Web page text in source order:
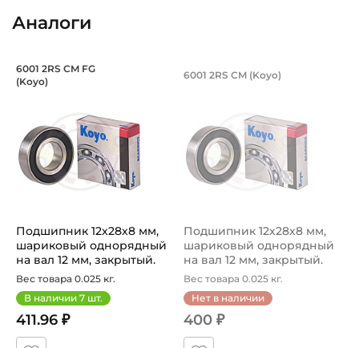
Наружный диаметр (D):
Ширина внутреннего кольца (B):
Ширина наружного кольца (С):
8 мм
Тип посадочного отверстия на вал:
Тип наружного кольца:
Цилиндрическое
Вид уплотнения:
Уплотнение 2RS
Способ фиксации на вал:
Категория:
Аналоги
Подшипник 12х28х8 мм, шариковый
Подшипник шариковый однорядный 6001-2RSCMFG
6001 2RS CM FG
(Koyo)
Подшипник 12х28х8 мм,
шариковый однорядный
на вал 12 мм, закрытый.
Арти...
Вес товара 0.025 кг.
В наличии 7 шт.
411.96 ₽
Подшипник
6001 2RS CM (Koyo)
Подшипник 12х28х8 мм,
шариковый однорядный
на вал 12 мм, закрытый.
Арти...
Вес товара 0.025 кг.
Нет в наличии
400 ₽